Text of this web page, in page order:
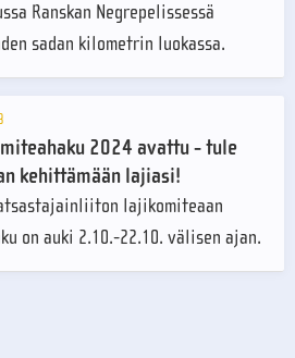
Ranskan Negrepelissessä
sadan kilometrin luokassa.
2024 avattu - tule
kehittämään lajiasi!
lajikomiteaan
on auki 2.10.-22.10. välisen ajan.